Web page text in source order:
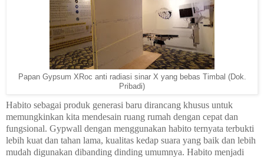
Papan Gypsum XRoc anti radiasi sinar X yang bebas Timbal (Dok.
Pribadi)
Habito sebagai produk generasi baru dirancang khusus untuk
memungkinkan kita mendesain ruang rumah dengan cepat dan
fungsional. Gypwall dengan menggunakan habito ternyata terbukti
lebih kuat dan tahan lama, kualitas kedap suara yang baik dan lebih
mudah digunakan dibanding dinding umumnya. Habito menjadi